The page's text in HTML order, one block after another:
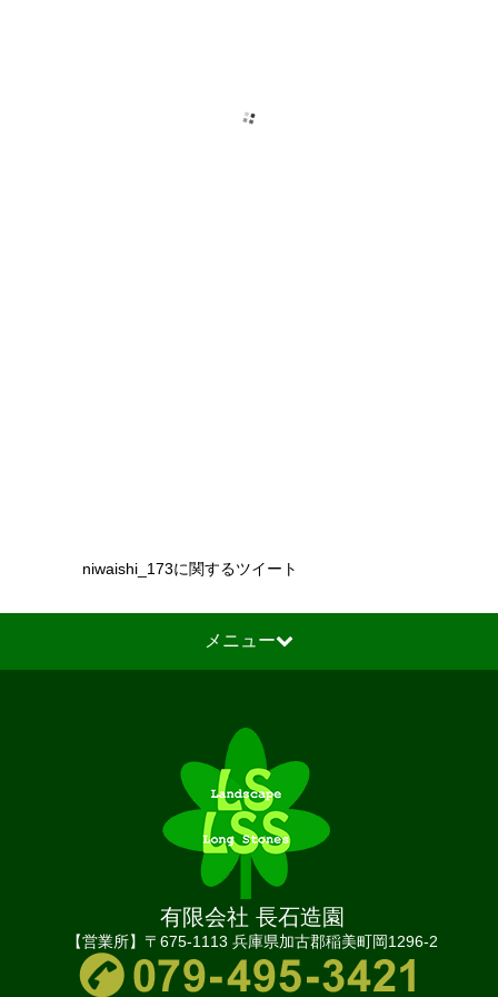
niwaishi_173に関するツイート
メニュー
有限会社 長石造園
【営業所】〒675-1113 兵庫県加古郡稲美町岡1296-2